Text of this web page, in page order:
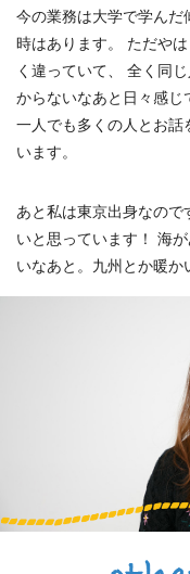
今の業務は大学で学んだ
時はあります。 ただや
く違っていて、 全く同
からないなあと日々感じ
一人でも多くの人とお話
います。
あと私は東京出身なの
いと思っています！ 海
いなあと。九州とか暖か